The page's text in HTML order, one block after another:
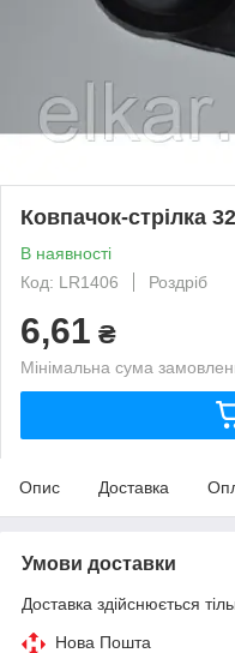
Ковпачок-стрілка
В наявності
Код: LR1406
Роздріб
6,61 ₴
Мінімальна сума
Опис Доставка
Умови доставки
Доставка здійснюється
Нова Пошта